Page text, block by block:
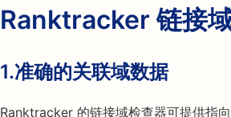
Ranktracker 链接
1.准确的关联域数据
Ranktracker 的链接域检查器可提供指